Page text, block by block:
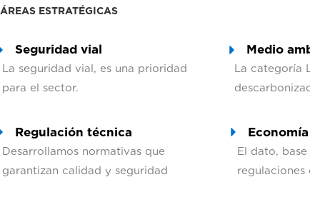
ÁREAS ESTRATÉGICAS
Seguridad vial
La seguridad vial, es una prioridad
para el sector.
Medio
La categoría
Regulación técnica
Desarrollamos normativas que
garantizan calidad y seguridad
Economía
El dato,
regulaciones